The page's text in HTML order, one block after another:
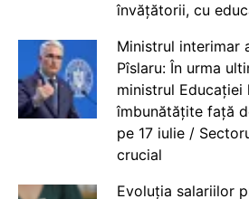
învățătorii, cu
Ministrul interimar
Pîslaru: În urma
ministrul Educației
îmbunătățite față
pe 17 iulie /
crucial
Evoluția salariilor